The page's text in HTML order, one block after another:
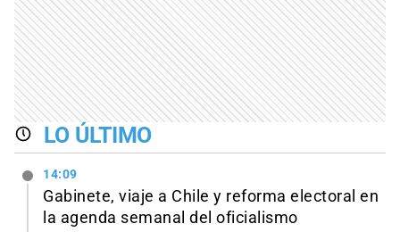
LO ÚLTIMO
14:09
Gabinete, viaje a Chile y reforma electoral en
la agenda semanal del oficialismo